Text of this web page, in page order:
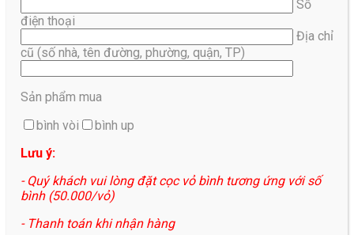
Số
điện thoại
Địa chỉ
cũ (số nhà, tên đường, phường, quận, TP)
Sản phẩm mua
bình vòi
bình up
Lưu ý:
- Quý khách vui lòng đặt cọc vỏ bình tương ứng với số
bình (50.000/vỏ)
- Thanh toán khi nhận hàng